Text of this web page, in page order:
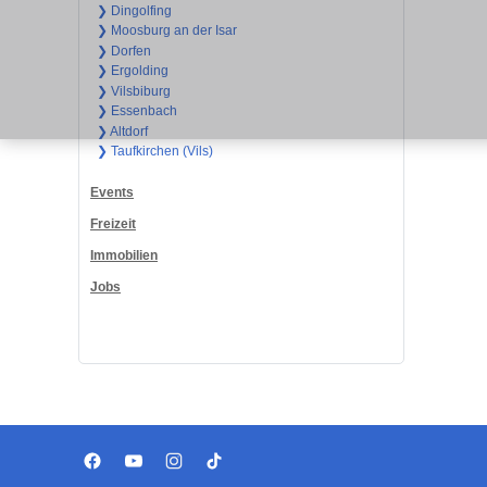
❯ Dingolfing
❯ Moosburg an der Isar
❯ Dorfen
❯ Ergolding
❯ Vilsbiburg
❯ Essenbach
❯ Altdorf
❯ Taufkirchen (Vils)
Events
Freizeit
Immobilien
Jobs